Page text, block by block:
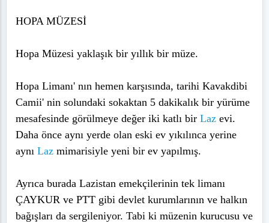
HOPA MÜZESİ
Hopa Müzesi yaklaşık bir yıllık bir müze.
Hopa Limanı' nın hemen karşısında, tarihi Kavakdibi
Camii' nin solundaki sokaktan 5 dakikalık bir yürüme
mesafesinde görülmeye değer iki katlı bir Laz evi.
Daha önce aynı yerde olan eski ev yıkılınca yerine
aynı Laz mimarisiyle yeni bir ev yapılmış.
Ayrıca burada Lazistan emekçilerinin tek limanı
ÇAYKUR ve PTT gibi devlet kurumlarının ve halkın
bağışları da sergileniyor. Tabi ki müzenin kurucusu ve